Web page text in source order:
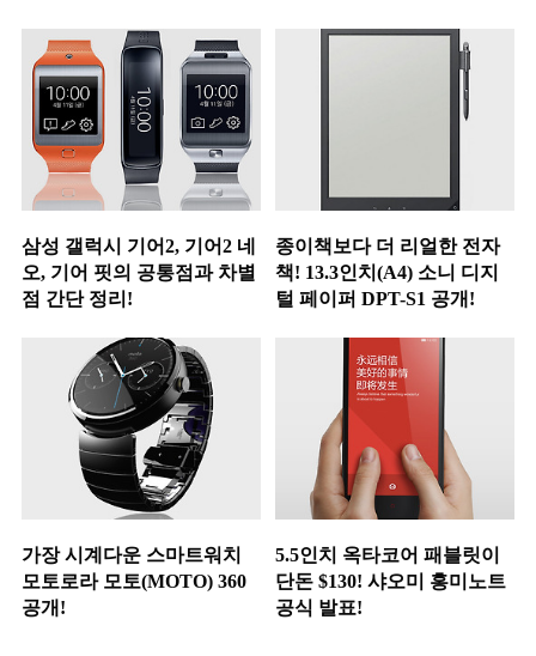
삼성 갤럭시 기어2, 기어2 네
오, 기어 핏의 공통점과 차별
점 간단 정리!
종이책보다 더 리얼한 전자
책! 13.3인치(A4) 소니 디지
털 페이퍼 DPT-S1 공개!
가장 시계다운 스마트워치
모토로라 모토(MOTO) 360
공개!
5.5인치 옥타코어 패블릿이
단돈 $130! 샤오미 홍미노트
공식 발표!